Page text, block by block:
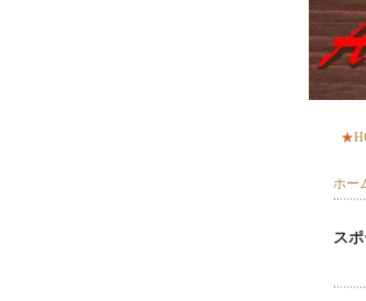
★
ホー
ス